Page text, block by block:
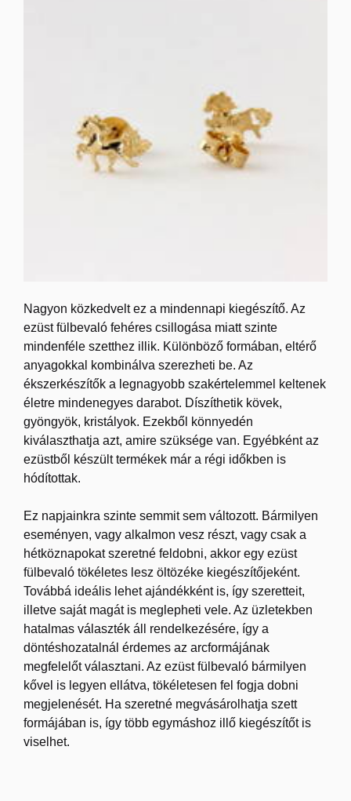
Nagyon közkedvelt ez a mindennapi kiegészítő. Az
ezüst fülbevaló fehéres csillogása miatt szinte
mindenféle szetthez illik. Különböző formában, eltérő
anyagokkal kombinálva szerezheti be. Az
ékszerkészítők a legnagyobb szakértelemmel keltenek
életre mindenegyes darabot. Díszíthetik kövek,
gyöngyök, kristályok. Ezekből könnyedén
kiválaszthatja azt, amire szüksége van. Egyébként az
ezüstből készült termékek már a régi időkben is
hódítottak.
Ez napjainkra szinte semmit sem változott. Bármilyen
eseményen, vagy alkalmon vesz részt, vagy csak a
hétköznapokat szeretné feldobni, akkor egy ezüst
fülbevaló tökéletes lesz öltözéke kiegészítőjeként.
Továbbá ideális lehet ajándékként is, így szeretteit,
illetve saját magát is meglepheti vele. Az üzletekben
hatalmas választék áll rendelkezésére, így a
döntéshozatalnál érdemes az arcformájának
megfelelőt választani. Az ezüst fülbevaló bármilyen
kővel is legyen ellátva, tökéletesen fel fogja dobni
megjelenését. Ha szeretné megvásárolhatja szett
formájában is, így több egymáshoz illő kiegészítőt is
viselhet.